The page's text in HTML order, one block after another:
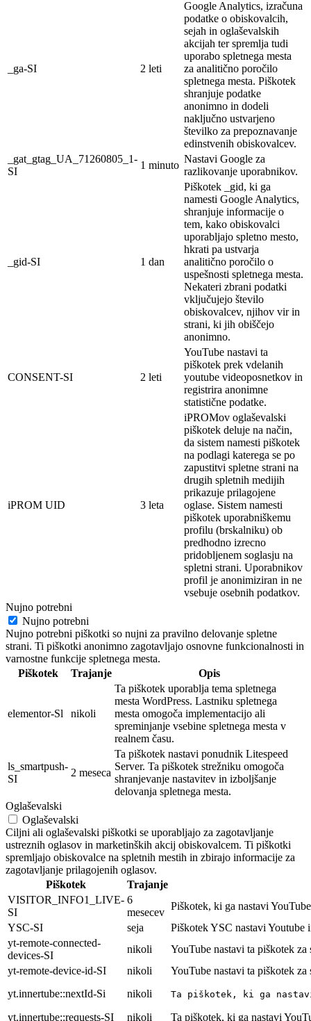
_ga-SI 2 leti
Google Analytics, izračuna
podatke o obiskovalcih,
sejah in oglaševalskih
akcijah ter spremlja tudi
uporabo spletnega mesta
za analitično poročilo
spletnega mesta. Piškotek
shranjuje podatke
anonimno in dodeli
naključno ustvarjeno
številko za prepoznavanje
edinstvenih obiskovalcev.
_gat_gtag_UA_71260805_1-
SI
1 minuto
Nastavi Google za
razlikovanje uporabnikov.
_gid-SI 1 dan
Piškotek _gid, ki ga
namesti Google Analytics,
shranjuje informacije o
tem, kako obiskovalci
uporabljajo spletno mesto,
hkrati pa ustvarja
analitično poročilo o
uspešnosti spletnega mesta.
Nekateri zbrani podatki
vključujejo število
obiskovalcev, njihov vir in
strani, ki jih obiščejo
anonimno.
CONSENT-SI 2 leti
YouTube nastavi ta
piškotek prek vdelanih
youtube videoposnetkov in
registrira anonimne
statistične podatke.
iPROM UID 3 leta
iPROMov oglaševalski
piškotek deluje na način,
da sistem namesti piškotek
na podlagi katerega se po
zapustitvi spletne strani na
drugih spletnih medijih
prikazuje prilagojene
oglase. Sistem namesti
piškotek uporabniškemu
profilu (brskalniku) ob
predhodno izrecno
pridobljenem soglasju na
spletni strani. Uporabnikov
profil je anonimiziran in ne
vsebuje osebnih podatkov.
Nujno potrebni
Nujno potrebni
Nujno potrebni piškotki so nujni za pravilno delovanje spletne
strani. Ti piškotki anonimno zagotavljajo osnovne funkcionalnosti in
varnostne funkcije spletnega mesta.
Piškotek
Trajanje Opis
elementor-Sl nikoli
Ta piškotek uporablja tema spletnega
mesta WordPress. Lastniku spletnega
mesta omogoča implementacijo ali
spreminjanje vsebine spletnega mesta v
realnem času.
ls_smartpush-
SI
2 meseca
Ta piškotek nastavi ponudnik Litespeed
Server. Ta piškotek strežniku omogoča
shranjevanje nastavitev in izboljšanje
delovanja spletnega mesta.
Oglaševalski
Oglaševalski
Ciljni ali oglaševalski piškotki se uporabljajo za zagotavljanje
ustreznih oglasov in marketinških akcij obiskovalcem. Ti piškotki
spremljajo obiskovalce na spletnih mestih in zbirajo informacije za
zagotavljanje prilagojenih oglasov.
Piškotek
Trajanje
VISITOR_INFO1_LIVE-
SI
6
mesecev
Piškotek, ki ga nastavi
YSC-SI
seja
Piškotek YSC nastavi Youtube
yt-remote-connected-
devices-SI
nikoli
YouTube nastavi ta piškotek
yt-remote-device-id-SI
nikoli
YouTube nastavi ta piškotek
yt.innertube::nextId-Si
nikoli Ta piškotek, ki ga
yt.innertube::requests-SI nikoli Ta piškotek, ki ga nastavi